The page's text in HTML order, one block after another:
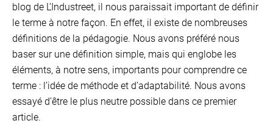
blog de L’Industreet, il nous paraissait important de définir
le terme à notre façon. En effet, il existe de nombreuses
définitions de la pédagogie. Nous avons préféré nous
baser sur une définition simple, mais qui englobe les
éléments, à notre sens, importants pour comprendre ce
terme : l’idée de méthode et d’adaptabilité. Nous avons
essayé d’être le plus neutre possible dans ce premier
article.